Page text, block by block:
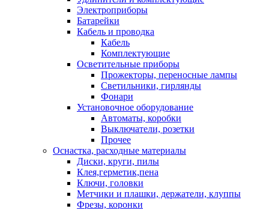
Электроприборы
Батарейки
Кабель и проводка
Кабель
Комплектующие
Осветительные приборы
Прожекторы, переносные лампы
Светильники, гирлянды
Фонари
Установочное оборудование
Автоматы, коробки
Выключатели, розетки
Прочее
Оснастка, расходные материалы
Диски, круги, пилы
Клея,герметик,пена
Ключи, головки
Метчики и плашки, держатели, клуппы
Фрезы, коронки